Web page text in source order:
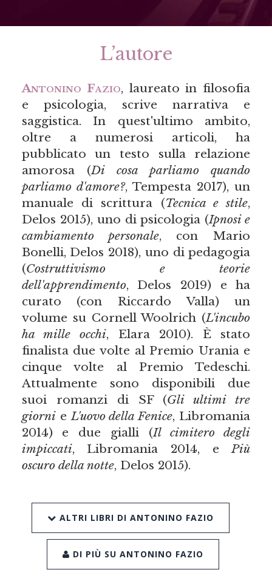
L’autore
Antonino Fazio, laureato in filosofia
e psicologia, scrive narrativa e
saggistica. In quest'ultimo ambito,
oltre a numerosi articoli, ha
pubblicato un testo sulla relazione
amorosa (Di cosa parliamo quando
parliamo d'amore?, Tempesta 2017), un
manuale di scrittura (Tecnica e stile,
Delos 2015), uno di psicologia (Ipnosi e
cambiamento personale, con Mario
Bonelli, Delos 2018), uno di pedagogia
(Costruttivismo e teorie
dell'apprendimento, Delos 2019) e ha
curato (con Riccardo Valla) un
volume su Cornell Woolrich (L'incubo
ha mille occhi, Elara 2010). È stato
finalista due volte al Premio Urania e
cinque volte al Premio Tedeschi.
Attualmente sono disponibili due
suoi romanzi di SF (Gli ultimi tre
giornieL'uovo della Fenice, Libromania
2014) e due gialli (Il cimitero degli
impiccati, Libromania 2014, ePiù
oscuro della notte, Delos 2015).
ALTRI LIBRI DI ANTONINO FAZIO
DI PIÙ SU ANTONINO FAZIO